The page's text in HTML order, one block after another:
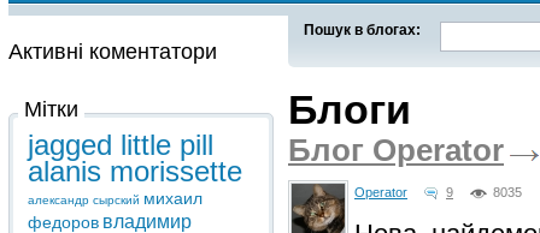
Пошук в блогах:
Блоги
Блог Operator
Operator 9 8035
Активні коментатори
Мітки
jagged little pill
alanis morissette
александр сырский михаил
федоров владимир